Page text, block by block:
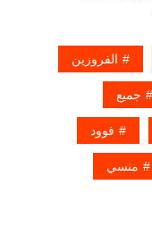
الفروزين
جميع
فوود
منسي